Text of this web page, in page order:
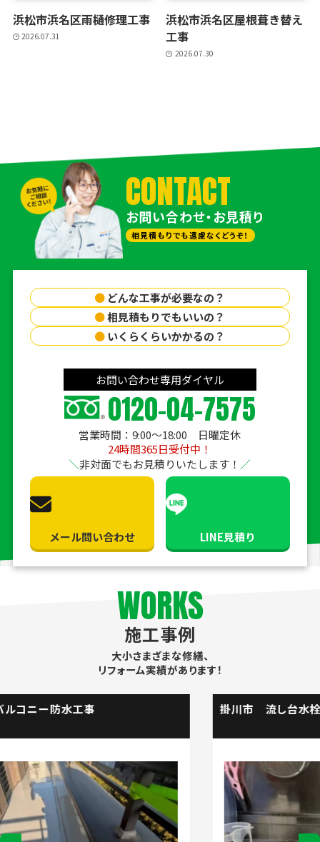
浜松市浜名区雨樋修理工事
2026.07.31
浜松市浜名区屋根葺き替え
工事
2026.07.30
CONTACT
お問い合わせ・お見積り
相見積もりでも遠慮なくどうぞ！
● どんな工事が必要なの？
●相見積もりでもいいの？
● いくらくらいかかるの？
お問い合わせ専用ダイヤル
0120-04-7575
営業時間：9:00〜18:00 日曜定休
24時間365日受付中！
非対面でもお見積りいたします！
メール問い合わせ LINE見積り
WORKS
施工事例
大小さまざまな修繕、
リフォーム実績があります！
掛川市 流し台水栓取替工事